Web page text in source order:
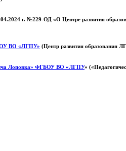
г. №229-ОД «О Центре развития
ВО «ЛГПУ» (Центр развития образования
Лоповка» ФГБОУ ВО «ЛГПУ»